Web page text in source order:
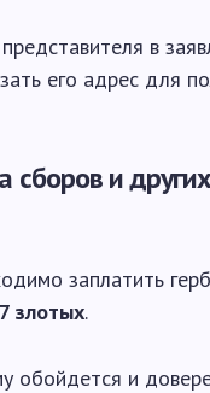
в
его адрес для
сборов и
заплатить
злотых.
обойдется и